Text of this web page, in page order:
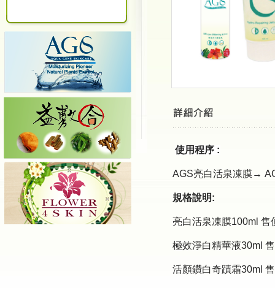
使用程序 :
AGS亮白活泉凍膜→
規格說明:
亮白活泉凍膜100ml 售
極效淨白精華液30ml
活顏鑽白奇蹟霜30ml